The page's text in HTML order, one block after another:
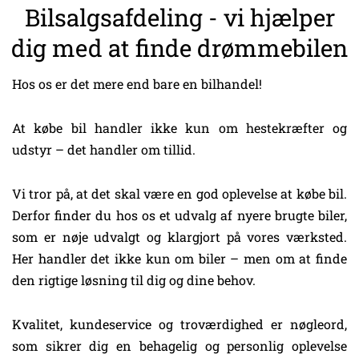
Bilsalgsafdeling - vi hjælper
dig med at finde drømmebilen
Hos os er det mere end bare en bilhandel!
At købe bil handler ikke kun om hestekræfter og
udstyr – det handler om tillid.
Vi tror på, at det skal være en god oplevelse at købe bil.
Derfor finder du hos os et udvalg af nyere brugte biler,
som er nøje udvalgt og klargjort på vores værksted.
Her handler det ikke kun om biler – men om at finde
den rigtige løsning til dig og dine behov.
Kvalitet, kundeservice og troværdighed er nøgleord,
som sikrer dig en behagelig og personlig oplevelse